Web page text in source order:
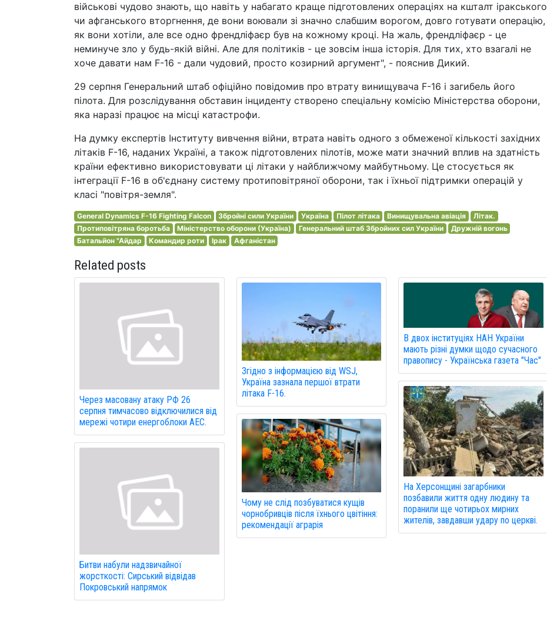
військові чудово знають, що навіть у набагато краще підготовлених операціях на кшталт іракського
чи афганського вторгнення, де вони воювали зі значно слабшим ворогом, довго готувати операцію,
як вони хотіли, але все одно френдліфаєр був на кожному кроці. На жаль, френдліфаєр - це
неминуче зло у будь-якій війні. Але для політиків - це зовсім інша історія. Для тих, хто взагалі не
хоче давати нам F-16 - дали чудовий, просто козирний аргумент", - пояснив Дикий.
29 серпня Генеральний штаб офіційно повідомив про втрату винищувача F-16 і загибель його
пілота. Для розслідування обставин інциденту створено спеціальну комісію Міністерства оборони,
яка наразі працює на місці катастрофи.
На думку експертів Інституту вивчення війни, втрата навіть одного з обмеженої кількості західних
літаків F-16, наданих Україні, а також підготовлених пілотів, може мати значний вплив на здатність
країни ефективно використовувати ці літаки у найближчому майбутньому. Це стосується як
інтеграції F-16 в об'єднану систему протиповітряної оборони, так і їхньої підтримки операцій у
класі "повітря-земля".
General Dynamics F-16 Fighting Falcon Збройні сили України Україна Пілот літака Винищувальна авіація
Літак.
Протиповітряна боротьба
Міністерство оборони (Україна) Генеральний штаб Збройних сил України
Дружній вогонь
Батальйон "Айдар
Командир роти Ірак Афганістан
Related posts
Через масовану атаку РФ 26
серпня тимчасово відключилися від
мережі чотири енергоблоки АЕС.
Битви набули надзвичайної
жорсткості: Сирський відвідав
Покровський напрямок
Згідно з інформацією від WSJ,
Україна зазнала першої втрати
літака F-16.
Чому не слід позбуватися кущів
чорнобривців після їхнього цвітіння:
рекомендації аграрія
В двох інституціях НАН України
мають різні думки щодо сучасного
правопису - Українська газета "Час"
На Херсонщині загарбники
позбавили життя одну людину та
поранили ще чотирьох мирних
жителів, завдавши удару по церкві.